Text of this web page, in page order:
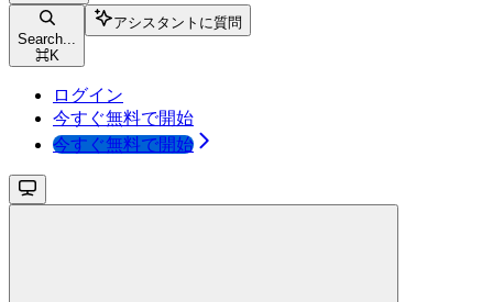
Search...
⌘K
アシスタントに質問
ログイン
今すぐ無料で開始
今すぐ無料で開始